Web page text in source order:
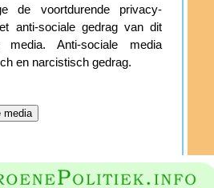
de voortdurende privacy-
anti-sociale gedrag van dit
media. Anti-sociale media
en narcistisch gedrag.